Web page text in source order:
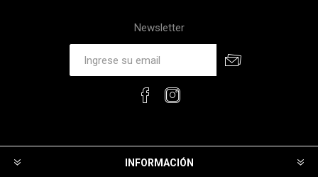
Newsletter
INFORMACIÓN